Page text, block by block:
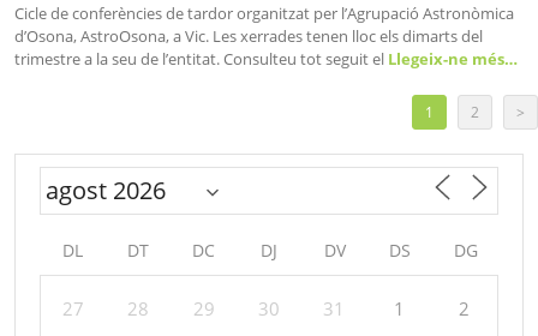
Cicle de conferències de tardor organitzat per l’Agrupació Astronòmica
d’Osona, AstroOsona, a Vic. Les xerrades tenen lloc els dimarts del
trimestre a la seu de l’entitat. Consulteu tot seguit el Llegeix-ne més…
1 2 >
DL DT DC DJ DV DS DG
27 28 29 30 31 1 2